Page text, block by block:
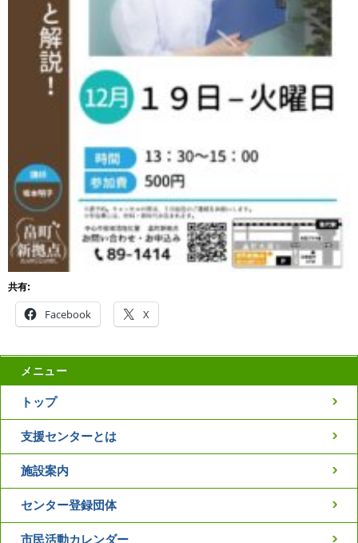
共有:
Facebook X
メニュー
トップ
支援センターとは
施設案内
センター登録団体
市民活動カレンダー